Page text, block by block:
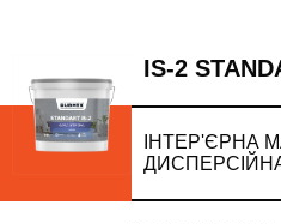
IS-2
ІНТЕР'ЄРНА